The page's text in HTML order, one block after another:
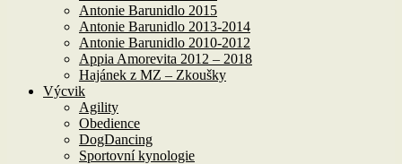
Antonie Barunidlo 2015
Antonie Barunidlo 2013-2014
Antonie Barunidlo 2010-2012
Appia Amorevita 2012 – 2018
Hajánek z MZ – Zkoušky
Výcvik
Agility
Obedience
DogDancing
Sportovní kynologie